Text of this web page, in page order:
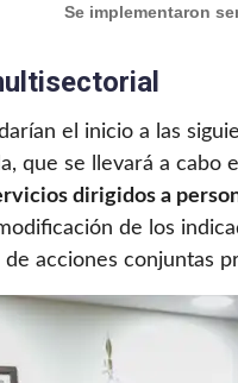
Se implementaron
el inicio a las
que se llevará a
dirigidos a
de los
acciones conjuntas